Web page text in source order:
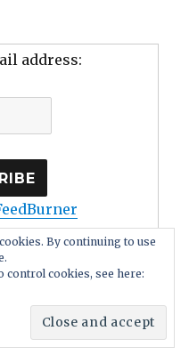
address:
Deception
Proudly
By continuing to use
cookies, see here: